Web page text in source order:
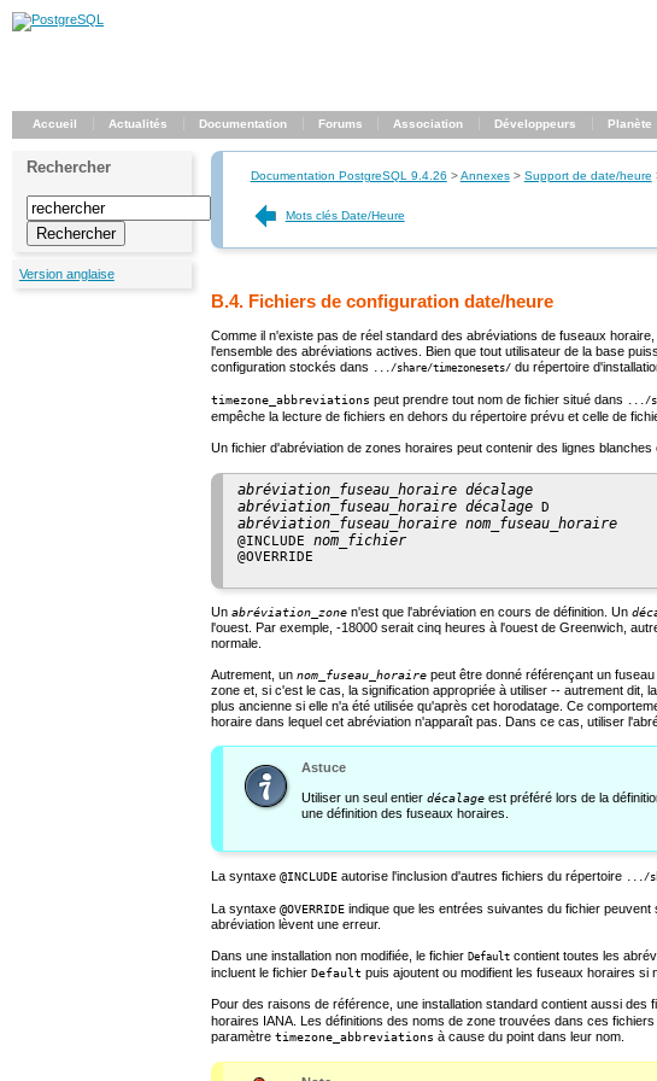
Accueil Actualités Documentation Forums Association Développeurs Planète
Rechercher
Version anglaise
Documentation PostgreSQL 9.4.26 >Annexes> Support de date/heure
Mots clés Date/Heure
B.4. Fichiers de configuration date/heure
Comme il n'existe pas de réel standard des abréviations de fuseaux horaire,
l'ensemble des abréviations actives. Bien que tout utilisateur de la base
configuration stockés dans
.../share/timezonesets/ du répertoire
timezone_abbreviations peut prendre tout nom de fichier situé dans .../
empêche la lecture de fichiers en dehors du répertoire prévu et celle de
Un fichier d'abréviation de zones horaires peut contenir des lignes
abréviation_fuseau_horaire décalage
abréviation_fuseau_horaire décalage
abréviation_fuseau_horaire nom_fuseau_horaire
@INCLUDE nom_fichier
@OVERRIDE
Un abréviation_zone n'est que l'abréviation en cours de définition. Un
l'ouest. Par exemple, -18000 serait cinq heures à l'ouest de Greenwich,
normale.
Autrement, un nom_fuseau_horaire peut être donné référençant un
zone et, si c'est le cas, la signification appropriée à utiliser -- autrement dit,
plus ancienne si elle n'a été utilisée qu'après cet horodatage. Ce
horaire dans lequel cet abréviation n'apparaît pas. Dans ce cas, utiliser
Astuce
Utiliser un seul entier décalageest préféré lors de la
une définition des fuseaux horaires.
La syntaxe @INCLUDE autorise l'inclusion d'autres fichiers du répertoire .../
La syntaxe @OVERRIDE indique que les entrées suivantes du fichier
abréviation lèvent une erreur.
Dans une installation non modifiée, le fichier Default contient toutes les
incluent le fichier Default puis ajoutent ou modifient les fuseaux horaires si
Pour des raisons de référence, une installation standard contient aussi des
horaires IANA. Les définitions des noms de zone trouvées dans ces
paramètre timezone_abbreviations à cause du point dans leur nom.